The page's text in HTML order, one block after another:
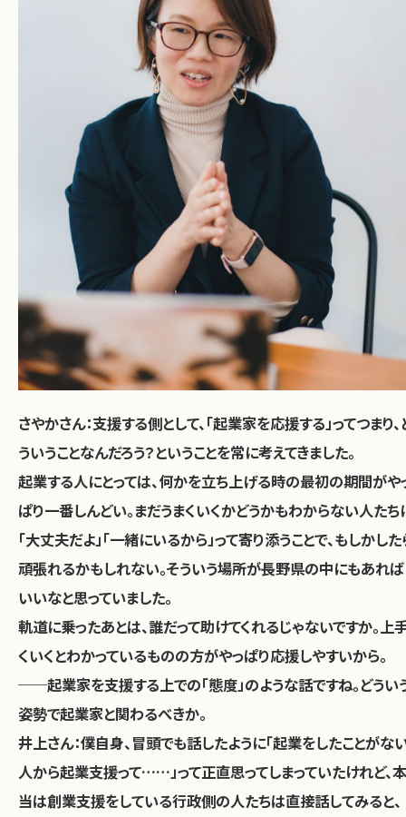
さやかさん：支援する側として、「起業家を応援する」ってつまり、
ういうことなんだろう？ということを常に考えてきました。
起業する人にとっては、何かを立ち上げる時の最初の期間がや
ぱり一番しんどい。まだうまくいくかどうかもわからない人たち
「大丈夫だよ」「一緒にいるから」って寄り添うことで、もしかした
頑張れるかもしれない。そういう場所が長野県の中にもあれば
いいなと思っていました。
軌道に乗ったあとは、誰だって助けてくれるじゃないですか。上
くいくとわかっているものの方がやっぱり応援しやすいから。
──起業家を支援する上での「態度」のような話ですね。どうい
姿勢で起業家と関わるべきか。
井上さん：僕自身、冒頭でも話したように「起業をしたことがな
人から起業支援って……」って正直思ってしまっていたけれど、本
当は創業支援をしている行政側の人たちは直接話してみると、